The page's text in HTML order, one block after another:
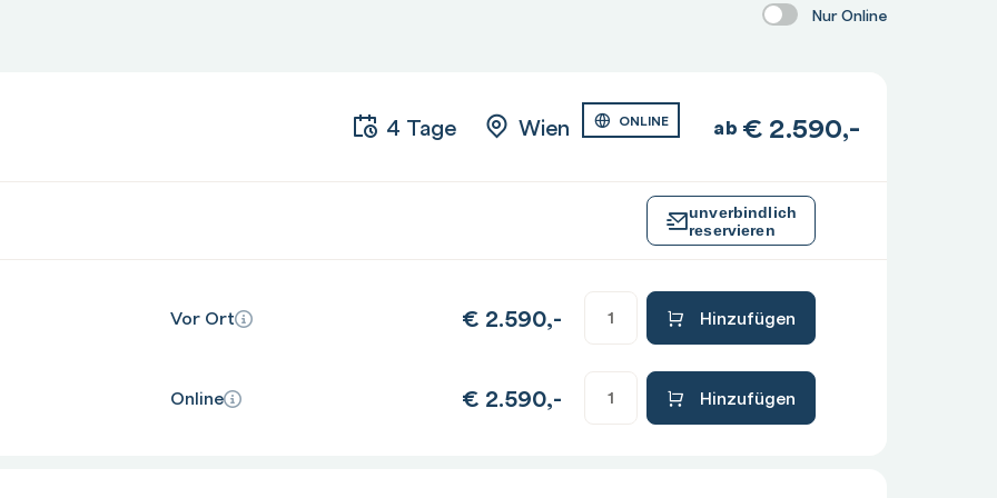
Ordner und Elementen ändern
Nur Online
4 Tage Wien ONLINE ab € 2.590,-
unverbindlich
reservieren
Vor Ort € 2.590,- Hinzufügen
Online € 2.590,- Hinzufügen